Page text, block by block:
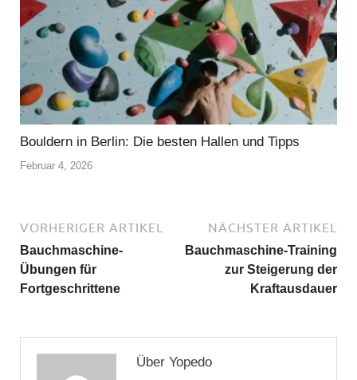
Bouldern in Berlin: Die besten Hallen und Tipps
Februar 4, 2026
VORHERIGER ARTIKEL
Bauchmaschine-
Übungen für
Fortgeschrittene
NÄCHSTER ARTIKEL
Bauchmaschine-Training
zur Steigerung der
Kraftausdauer
Über Yopedo